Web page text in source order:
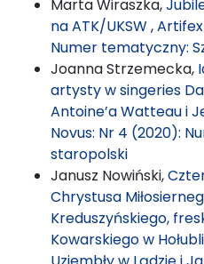
Marta Wiraszka,
na ATK/UKSW,
Numer tematyczny:
Joanna Strzemecka,
artysty w singeries
Antoine’a Watteau i
Novus: Nr 4 (2020):
staropolski
Janusz Nowiński,
Chrystusa
Kreduszyńskiego,
Kowarskiego w